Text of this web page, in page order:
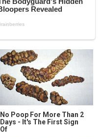
No Poop For More Than 2
Days - It's The First Sign
Of